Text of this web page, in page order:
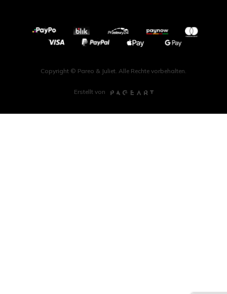
Copyright © Pareo & Juliet. Alle Rechte vorbehalten.
Erstellt von